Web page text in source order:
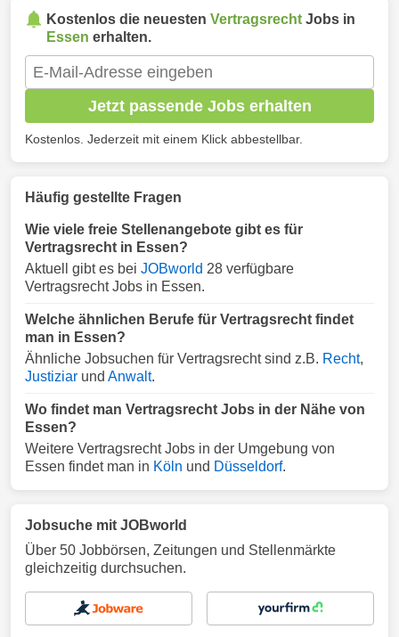
Kostenlos die neuesten Vertragsrecht Jobs in
Essen erhalten.
Jetzt passende Jobs erhalten
Kostenlos. Jederzeit mit einem Klick abbestellbar.
Häufig gestellte Fragen
Wie viele freie Stellenangebote gibt es für
Vertragsrecht in Essen?
Aktuell gibt es bei JOBworld 28 verfügbare
Vertragsrecht Jobs in Essen.
Welche ähnlichen Berufe für Vertragsrecht findet
man in Essen?
Ähnliche Jobsuchen für Vertragsrecht sind z.B. Recht,
Justiziar und Anwalt.
Wo findet man Vertragsrecht Jobs in der Nähe von
Essen?
Weitere Vertragsrecht Jobs in der Umgebung von
Essen findet man in Köln und Düsseldorf.
Jobsuche mit JOBworld
Über 50 Jobbörsen, Zeitungen und Stellenmärkte
gleichzeitig durchsuchen.